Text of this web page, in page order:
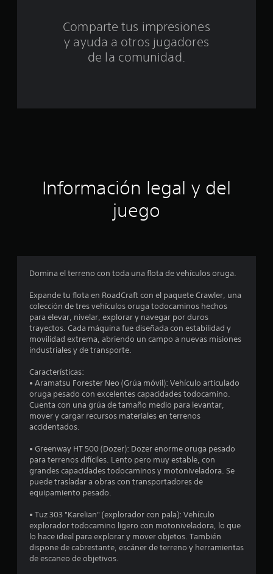
i
o
e
s
t
l
a
s
1
7
Comparte tus impresiones
y ayuda a otros jugadores
de la comunidad.
Información legal y del
juego
Domina el terreno con toda una flota de vehículos oruga.
Expande tu flota en RoadCraft con el paquete Crawler, una
colección de tres vehículos oruga todocaminos hechos
para elevar, nivelar, explorar y navegar por duros
trayectos. Cada máquina fue diseñada con estabilidad y
movilidad extrema, abriendo un campo a nuevas misiones
industriales y de transporte.
Características:
• Aramatsu Forester Neo (Grúa móvil): Vehículo articulado
oruga pesado con excelentes capacidades todocamino.
Cuenta con una grúa de tamaño medio para levantar,
mover y cargar recursos materiales en terrenos
accidentados.
• Greenway HT 500 (Dozer): Dozer enorme oruga pesado
para terrenos difíciles. Lento pero muy estable, con
grandes capacidades todocaminos y motoniveladora. Se
puede trasladar a obras con transportadores de
equipamiento pesado.
• Tuz 303 "Karelian" (explorador con pala): Vehículo
explorador todocamino ligero con motoniveladora, lo que
lo hace ideal para explorar y mover objetos. También
dispone de cabrestante, escáner de terreno y herramientas
de escaneo de objetivos.